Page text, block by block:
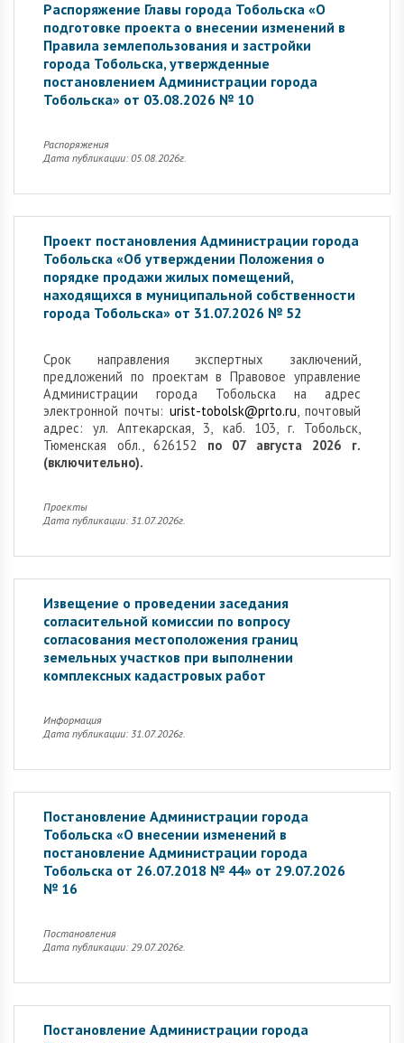
Распоряжение Главы города Тобольска «О
подготовке проекта о внесении изменений в
Правила землепользования и застройки
города Тобольска, утвержденные
постановлением Администрации города
Тобольска» от 03.08.2026 № 10
Распоряжения
Дата публикации: 05.08.2026г.
Проект постановления Администрации города
Тобольска «Об утверждении Положения о
порядке продажи жилых помещений,
находящихся в муниципальной собственности
города Тобольска» от 31.07.2026 № 52
Cрок направления экспертных заключений,
предложений по проектам в Правовое управление
Администрации города Тобольска на адрес
электронной почты: urist-tobolsk@prto.ru, почтовый
адрес: ул. Аптекарская, 3, каб. 103, г. Тобольск,
Тюменская обл., 626152 по 07 августа 2026 г.
(включительно).
Проекты
Дата публикации: 31.07.2026г.
Извещение о проведении заседания
согласительной комиссии по вопросу
согласования местоположения границ
земельных участков при выполнении
комплексных кадастровых работ
Информация
Дата публикации: 31.07.2026г.
Постановление Администрации города
Тобольска «О внесении изменений в
постановление Администрации города
Тобольска от 26.07.2018 № 44» от 29.07.2026
№ 16
Постановления
Дата публикации: 29.07.2026г.
Постановление Администрации города